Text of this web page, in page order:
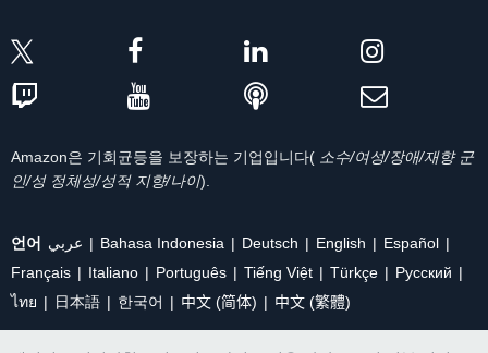
Amazon은 기회균등을 보장하는 기업입니다( 소수/여성/장애/재향 군
인/성 정체성/성적 지향/나이).
언어 عربي Bahasa Indonesia Deutsch English
Español
Français
Italiano Português Tiếng Việt Türkçe
Ρусский
ไทย
日本語 한국어 中文 (简体) 中文 (繁體)